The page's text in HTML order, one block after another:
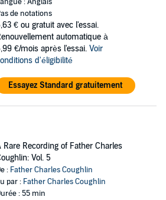
de notations
€ ou gratuit avec l'essai.
automatique à
€/mois après l'essai. Voir
d'éligibilité
Essayez Standard gratuitement
Rare Recording of Father Charles
Vol. 5
: Father Charles Coughlin
par : Father Charles Coughlin
: 55 min